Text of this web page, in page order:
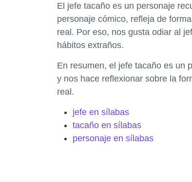
El jefe tacaño es un personaje
personaje cómico, refleja de
real. Por eso, nos gusta odiar al
hábitos extraños.
En resumen, el jefe tacaño es un
y nos hace reflexionar sobre la
real.
jefe en sílabas
tacaño en sílabas
personaje en sílabas